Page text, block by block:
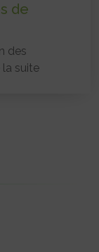
de
des
la suite